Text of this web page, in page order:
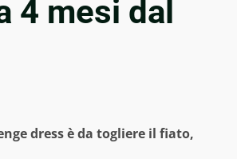
4 mesi dal
dress è da togliere il fiato,